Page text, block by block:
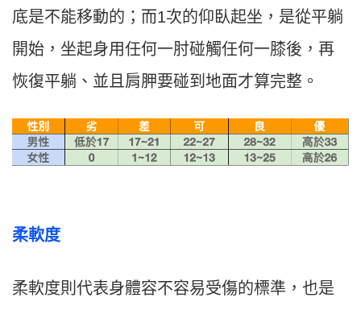
底是不能移動的；而1次的仰臥起坐，是從平躺
開始，坐起身用任何一肘碰觸任何一膝後，再
恢復平躺、並且肩胛要碰到地面才算完整。
柔軟度
柔軟度則代表身體容不容易受傷的標準，也是